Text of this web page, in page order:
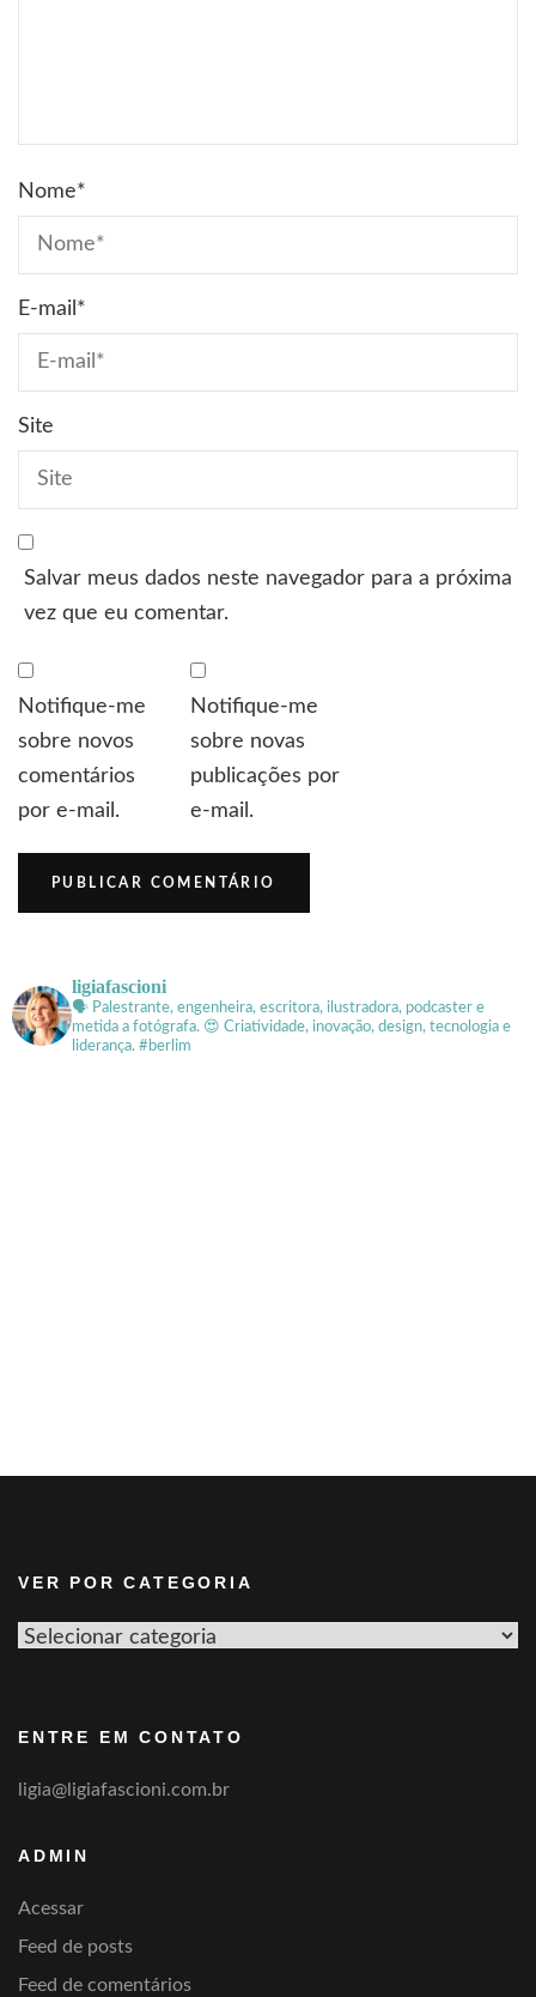
Nome*
E-mail *
Site
Salvar meus dados neste navegador para a próxima
vez que eu comentar.
Notifique-me
sobre novos
comentários
por e-mail.
Notifique-me
sobre novas
publicações por
e-mail.
ligiafascioni
🗣 Palestrante, engenheira, escritora, ilustradora, podcaster e
metida a fotógrafa. 😍 Criatividade, inovação, design, tecnologia e
liderança. #berlim
VER POR CATEGORIA
Ver
ENTRE EM CONTATO
ligia@ligiafascioni.com.br
ADMIN
Acessar
Feed de posts
Feed de comentários